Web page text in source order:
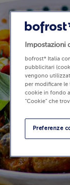
Impostazioni
bofrost* Italia
pubblicitari
vengono
per modificare le
cookie in fondo
“Cookie” che
Preferenze